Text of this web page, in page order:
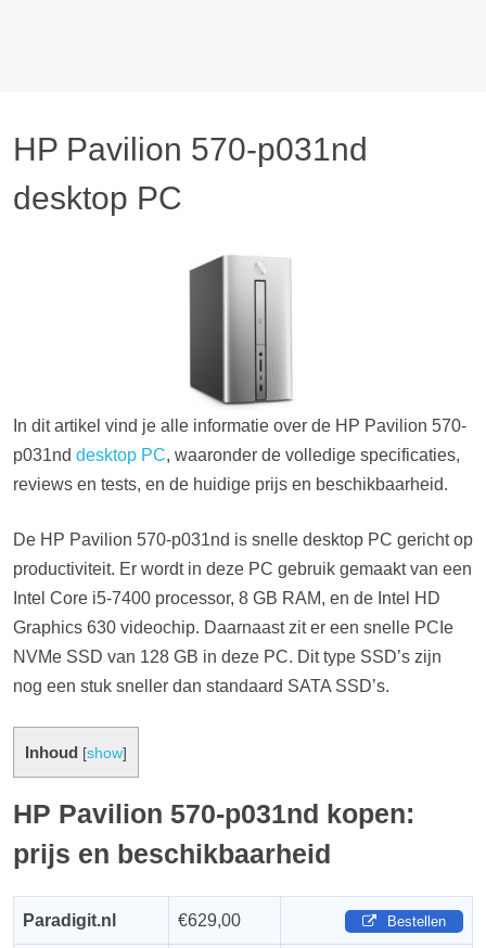
HP Pavilion 570-p031nd
desktop PC
In dit artikel vind je alle informatie over de HP Pavilion 570-
p031nd desktop PC, waaronder de volledige specificaties,
reviews en tests, en de huidige prijs en beschikbaarheid.
De HP Pavilion 570-p031nd is snelle desktop PC gericht op
productiviteit. Er wordt in deze PC gebruik gemaakt van een
Intel Core i5-7400 processor, 8 GB RAM, en de Intel HD
Graphics 630 videochip. Daarnaast zit er een snelle PCIe
NVMe SSD van 128 GB in deze PC. Dit type SSD’s zijn
nog een stuk sneller dan standaard SATA SSD’s.
Inhoud [show]
HP Pavilion 570-p031nd kopen:
prijs en beschikbaarheid
Paradigit.nl €629,00 Bestellen